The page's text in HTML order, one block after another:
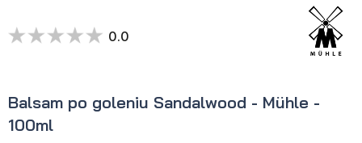
Balsam po goleniu Sandalwood - Mühle -
100ml
0.0